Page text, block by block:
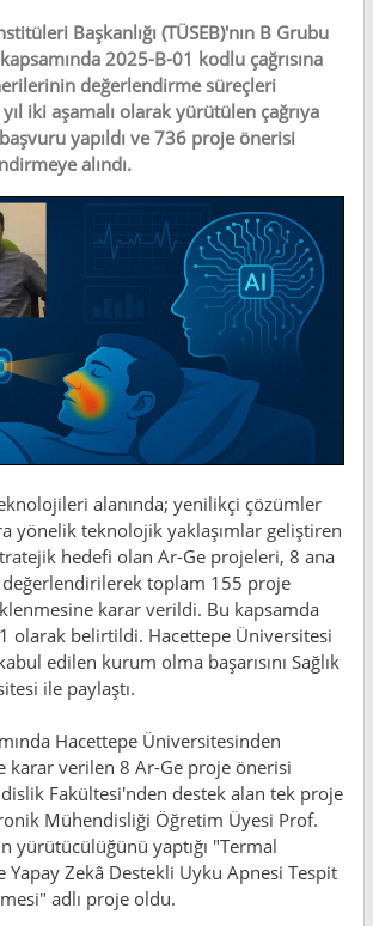
Başkanlığı (TÜSEB)'nın B Grubu
2025-B-01 kodlu çağrısına
değerlendirme süreçleri
iki aşamalı olarak yürütülen çağrıya
yapıldı ve 736 proje önerisi
alındı.
alanında; yenilikçi çözümler
yönelik teknolojik yaklaşımlar geliştiren
hedefi olan Ar-Ge projeleri, 8 ana
toplam 155 proje
karar verildi. Bu kapsamda
olarak belirtildi. Hacettepe Üniversitesi
edilen kurum olma başarısını Sağlık
ile paylaştı.
Hacettepe Üniversitesinden
karar verilen 8 Ar-Ge proje önerisi
Fakültesi'nden destek alan tek proje
Mühendisliği Öğretim Üyesi Prof.
yürütücülüğünü yaptığı "Termal
Yapay Zekâ Destekli Uyku Apnesi Tespit
adlı proje oldu.